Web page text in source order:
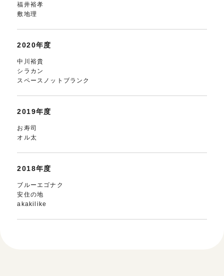
福井裕孝
敷地理
2020年度
中川裕貴
シラカン
スペースノットブランク
2019年度
お寿司
オル太
2018年度
ブルーエゴナク
安住の地
akakilike